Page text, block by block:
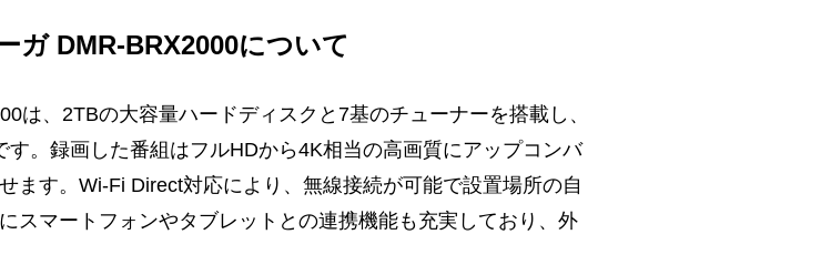
ガ DMR-BRX2000について
は、2TBの大容量ハードディスクと7基のチューナーを搭載し、
。録画した番組はフルHDから4K相当の高画質にアップコンバ
ます。Wi-Fi Direct対応により、無線接続が可能で設置場所の自
スマートフォンやタブレットとの連携機能も充実しており、外